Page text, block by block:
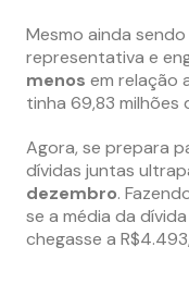
Mesmo ainda
representativa e
menos em relação
tinha 69,83 milhões
Agora, se prepara
dívidas juntas
dezembro.
se a média da
chegasse a